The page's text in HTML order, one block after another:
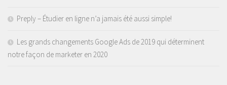
Preply – Étudier en ligne n’a jamais été aussi simple!
Les grands changements Google Ads de 2019 qui déterminent
notre façon de marketer en 2020